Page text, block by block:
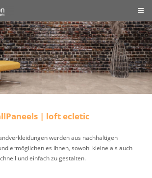
| loft ecletic
werden aus nachhaltigen
ermöglichen es Ihnen, sowohl kleine als auch
und einfach zu gestalten.